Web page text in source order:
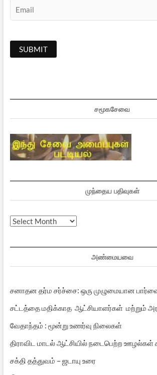
சமூகசேவை
முந்தைய பதிவுகள்
முந்தைய
அண்மையவை
சனாதன தர்ம சர்ச்சை: ஒரு முழுமையான
சட்டத்தை மதிக்காத ஆட்சியாளர்கள் மற்றும்
வேதாந்தம் : மூன்று உணர்வு நிலைகள்
திராவிட மாடல் ஆட்சியில் நடைபெற்ற
சக்தி தத்துவம் – ஜடாயு உரை